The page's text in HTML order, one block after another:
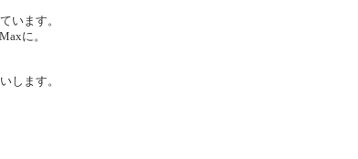
います。
に。
します。